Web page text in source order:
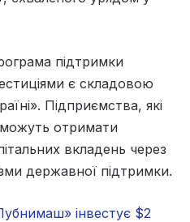
підтримки
є складовою
Підприємства, які
отримати
вкладень через
державної підтримки.
інвестує $2